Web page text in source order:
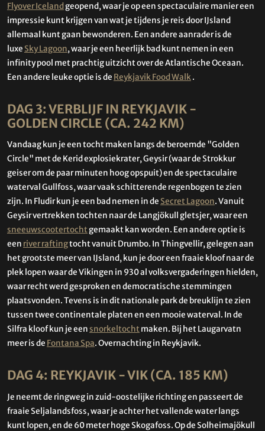
Flyover Iceland geopend, waar je op een spectaculaire manier een
impressie kunt krijgen van wat je tijdens je reis door IJsland
allemaal kunt gaan bewonderen. Een andere aanrader is de
luxe Sky Lagoon, waar je een heerlijk bad kunt nemen in een
infinity pool met prachtig uitzicht over de Atlantische Oceaan.
Een andere leuke optie is de Reykjavik Food Walk.
DAG 3: VERBLIJF IN REYKJAVIK -
GOLDEN CIRCLE (CA. 242 KM)
Vandaag kun je een tocht maken langs de beroemde "Golden
Circle" met de Kerid explosiekrater, Geysir (waar de Strokkur
geiser om de paar minuten hoog opspuit) en de spectaculaire
waterval Gullfoss, waar vaak schitterende regenbogen te zien
zijn. In Fludir kun je een bad nemen in de Secret Lagoon. Vanuit
Geysir vertrekken tochten naar de Langjökull gletsjer, waar een
sneeuwscootertochtgemaakt kan worden. Een andere optie is
een river raftingtocht vanuit Drumbo. In Thingvellir, gelegen aan
het grootste meer van IJsland, kun je door een fraaie kloof naar de
plek lopen waar de Vikingen in 930 al volksvergaderingen hielden,
waar recht werd gesproken en democratische stemmingen
plaatsvonden. Tevens is in dit nationale park de breuklijn te zien
tussen twee continentale platen en een mooie waterval. In de
Silfra kloof kun je eensnorkeltochtmaken. Bij het Laugarvatn
meer is de Fontana Spa. Overnachting in Reykjavik.
DAG 4: REYKJAVIK - VIK (CA. 185 KM)
Je neemt de ringweg in zuid-oostelijke richting en passeert de
fraaie Seljalandsfoss, waar je achter het vallende water langs
kunt lopen, en de 60 meter hoge Skogafoss. Op de Solheimajökull